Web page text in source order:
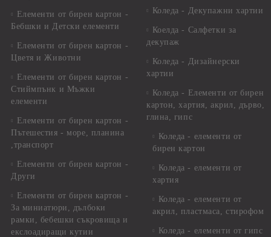
Елементи от бирен картон -
Бебшки и Детски елементи
Елементи от бирен картон -
Цветя и Животни
Елементи от бирен картон -
Стиймпънк и Мъжки
елементи
Елементи от бирен картон -
Пътешестия - море, планина
,транспорт
Елементи от бирен картон -
Други
Елементи от бирен картон -
За миниатюри, дълбоки
рамки, бебешки съкровища и
екслоадиращи кутии
Коледа - Декупажни хартии
Коелда - Салфетки за
декупаж
Коледа - Дизайнерски
хартии
Коледа - Eлементи от бирен
картон, хартия, акрил, дърво,
глина, гипс
Коледа - елементи от
бирен картон
Коледа - елементи от
хартия
Коледа - елементи от
акрил, пластмаса, стирофом
Коледа - елементи от гипс